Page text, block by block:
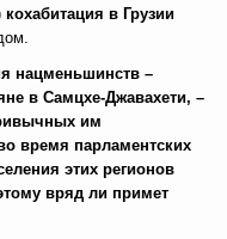
кохабитация в Грузии
нацменьшинств –
в Самцхе-Джавахети, –
им
время парламентских
этих регионов
вряд ли примет